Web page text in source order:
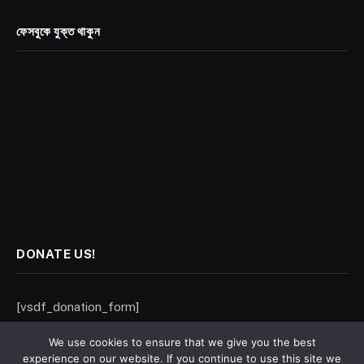
ফেসবুকে যুক্ত থাকুন
DONATE US!
[vsdf_donation_form]
We use cookies to ensure that we give you the best
experience on our website. If you continue to use this site we